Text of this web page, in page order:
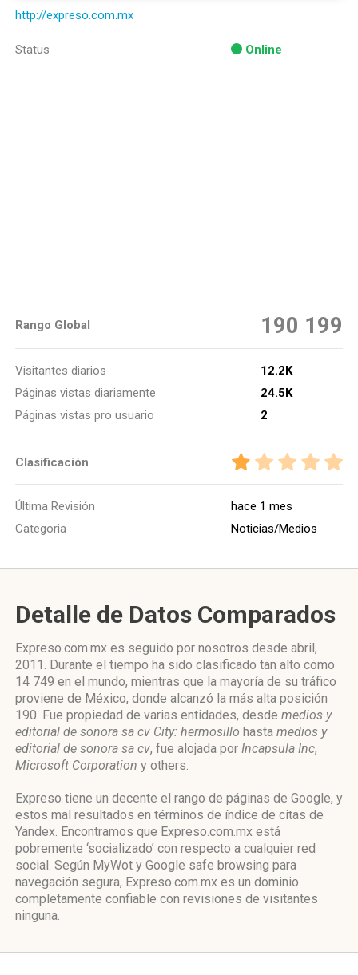
http://expreso.com.mx
Status Online
Rango Global 190 199
Visitantes diarios
12.2K
Páginas vistas diariamente
24.5K
Páginas vistas pro usuario
2
Clasificación
Última Revisión
hace 1 mes
Categoria
Noticias/Medios
Detalle de Datos Comparados
Expreso.com.mx es seguido por nosotros desde abril,
2011. Durante el tiempo ha sido clasificado tan alto como
14 749 en el mundo, mientras que la mayoría de su tráfico
proviene de México, donde alcanzó la más alta posición
190. Fue propiedad de varias entidades, desde medios y
editorial de sonora sa cv City: hermosillo hasta medios y
editorial de sonora sa cv, fue alojada por Incapsula Inc,
Microsoft Corporation y others.
Expreso tiene un decente el rango de páginas de Google, y
estos mal resultados en términos de índice de citas de
Yandex. Encontramos que Expreso.com.mx está
pobremente ‘socializado’ con respecto a cualquier red
social. Según MyWot y Google safe browsing para
navegación segura, Expreso.com.mx es un dominio
completamente confiable con revisiones de visitantes
ninguna.